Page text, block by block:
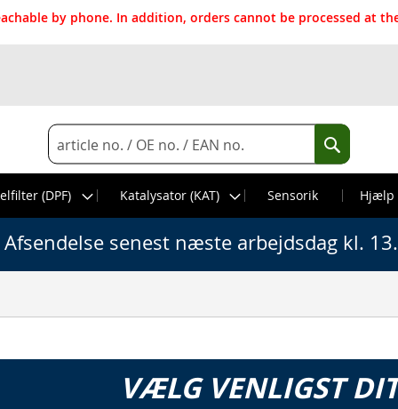
by phone. In addition, orders cannot be processed at
Search
Search
(DPF)
Katalysator (KAT) Sensorik Hjælp
Afsendelse senest næste arbejdsdag kl.
VÆLG VENLIGST